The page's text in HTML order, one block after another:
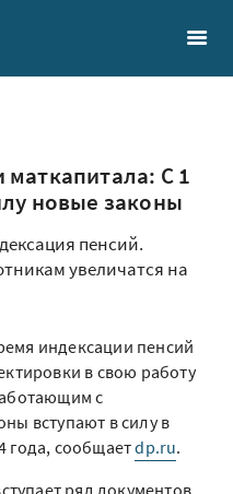
С 1
новые законы
пенсий.
увеличатся на
индексации пенсий
в свою работу
с
вступают в силу в
года, сообщаетdp.ru.
ряд документов,